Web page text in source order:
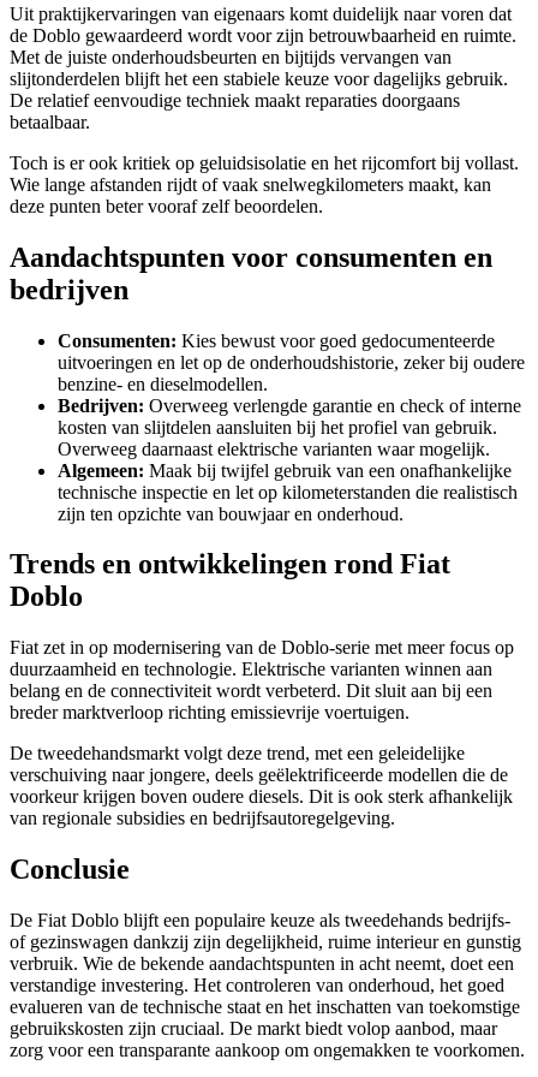
Uit praktijkervaringen van eigenaars komt duidelijk naar voren dat
de Doblo gewaardeerd wordt voor zijn betrouwbaarheid en ruimte.
Met de juiste onderhoudsbeurten en bijtijds vervangen van
slijtonderdelen blijft het een stabiele keuze voor dagelijks gebruik.
De relatief eenvoudige techniek maakt reparaties doorgaans
betaalbaar.
Toch is er ook kritiek op geluidsisolatie en het rijcomfort bij vollast.
Wie lange afstanden rijdt of vaak snelwegkilometers maakt, kan
deze punten beter vooraf zelf beoordelen.
Aandachtspunten voor consumenten en
bedrijven
Consumenten: Kies bewust voor goed gedocumenteerde
uitvoeringen en let op de onderhoudshistorie, zeker bij oudere
benzine- en dieselmodellen.
Bedrijven: Overweeg verlengde garantie en check of interne
kosten van slijtdelen aansluiten bij het profiel van gebruik.
Overweeg daarnaast elektrische varianten waar mogelijk.
Algemeen: Maak bij twijfel gebruik van een onafhankelijke
technische inspectie en let op kilometerstanden die realistisch
zijn ten opzichte van bouwjaar en onderhoud.
Trends en ontwikkelingen rond Fiat
Doblo
Fiat zet in op modernisering van de Doblo-serie met meer focus op
duurzaamheid en technologie. Elektrische varianten winnen aan
belang en de connectiviteit wordt verbeterd. Dit sluit aan bij een
breder marktverloop richting emissievrije voertuigen.
De tweedehandsmarkt volgt deze trend, met een geleidelijke
verschuiving naar jongere, deels geëlektrificeerde modellen die de
voorkeur krijgen boven oudere diesels. Dit is ook sterk afhankelijk
van regionale subsidies en bedrijfsautoregelgeving.
Conclusie
De Fiat Doblo blijft een populaire keuze als tweedehands bedrijfs-
of gezinswagen dankzij zijn degelijkheid, ruime interieur en gunstig
verbruik. Wie de bekende aandachtspunten in acht neemt, doet een
verstandige investering. Het controleren van onderhoud, het goed
evalueren van de technische staat en het inschatten van toekomstige
gebruikskosten zijn cruciaal. De markt biedt volop aanbod, maar
zorg voor een transparante aankoop om ongemakken te voorkomen.